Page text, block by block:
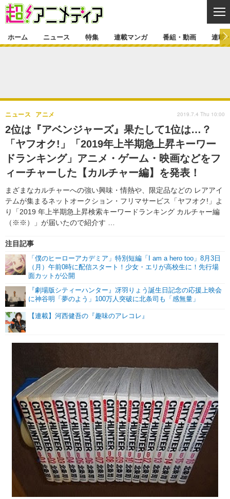
ゲーム・アプリ マンガ
グッズ イベント
声優 コスプレ
特集一覧 カバー
ラキりす
連載マンガ
連載マンガ一覧 連載一覧
番組・動画
番組・動画一覧 ラジオ
動画
連載・ブログ
連載・ブログ一覧 コラム
編集部ブログ・お知らせ
ホーム ニュース 特集 連載マンガ 番組・動画 連載
2位は『アベンジャーズ』果たして1位は…？
「ヤフオク!」「2019年上半期急上昇キーワー
ドランキング」アニメ・ゲーム・映画などをフ
ィーチャーした【カルチャー編】を発表！
まざまなカルチャーへの強い興味・情熱や、限定品などの レアアイ
テムが集まるネットオークション・フリマサービス「ヤフオク!」よ
り「2019 年上半期急上昇検索キーワードランキング カルチャー編
（※※）」が届いたので紹介す …
ニュース アニメ
注目記事
「僕のヒーローアカデミア」特別短編「I am a hero too」8月3日
（月）午前0時に配信スタート！少女・エリが高校生に！先行場
面カットが公開
『劇場版シティーハンター』冴羽りょう誕生日記念の応援上映会
に神谷明「夢のよう」100万人突破に北条司も「感無量」
【連載】河西健吾の『趣味のアレコレ』
2019.7.4 Thu 10:00